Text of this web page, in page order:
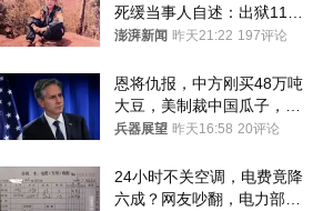
死缓当事人自述：出狱11年
间始终刻意躲避被害人家属
澎湃新闻 昨天21:22 197评论
恩将仇报，中方刚买48万吨
大豆，美制裁中国瓜子，布
林肯措辞变了
兵器展望 昨天16:58 20评论
24小时不关空调，电费竟降
六成？网友吵翻，电力部门